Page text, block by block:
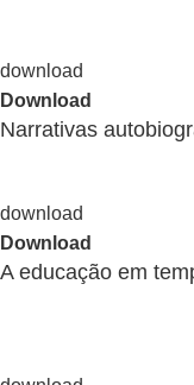
Download
Narrativas
Download
A educação em